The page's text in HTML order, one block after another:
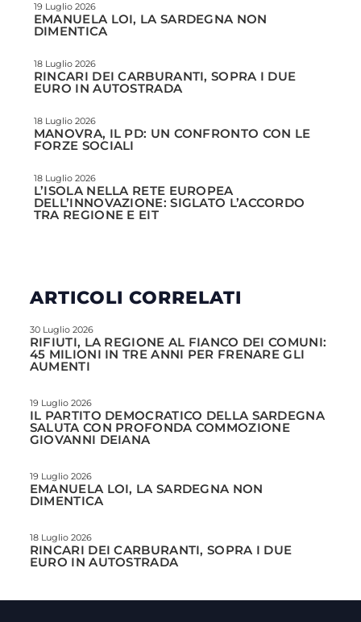
19 Luglio 2026
EMANUELA LOI, LA SARDEGNA NON
DIMENTICA
18 Luglio 2026
RINCARI DEI CARBURANTI, SOPRA I DUE
EURO IN AUTOSTRADA
18 Luglio 2026
MANOVRA, IL PD: UN CONFRONTO CON LE
FORZE SOCIALI
18 Luglio 2026
L’ISOLA NELLA RETE EUROPEA
DELL’INNOVAZIONE: SIGLATO L’ACCORDO
TRA REGIONE E EIT
ARTICOLI CORRELATI
30 Luglio 2026
RIFIUTI, LA REGIONE AL FIANCO DEI COMUNI:
45 MILIONI IN TRE ANNI PER FRENARE GLI
AUMENTI
19 Luglio 2026
IL PARTITO DEMOCRATICO DELLA SARDEGNA
SALUTA CON PROFONDA COMMOZIONE
GIOVANNI DEIANA
19 Luglio 2026
EMANUELA LOI, LA SARDEGNA NON
DIMENTICA
18 Luglio 2026
RINCARI DEI CARBURANTI, SOPRA I DUE
EURO IN AUTOSTRADA